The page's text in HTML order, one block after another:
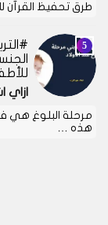
طرق تحفيظ القرآن
ازاي
مرحلة البلوغ هي
هذه …